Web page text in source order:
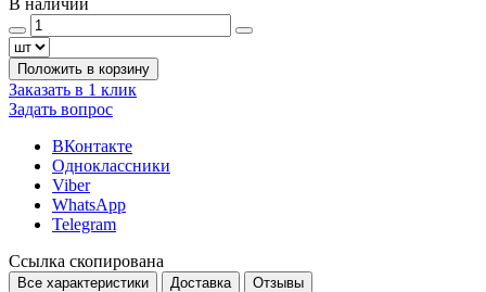
Положить в корзину
Заказать в 1 клик
Задать вопрос
ВКонтакте
Одноклассники
Viber
WhatsApp
Telegram
Ссылка скопирована
Все характеристики Доставка Отзывы